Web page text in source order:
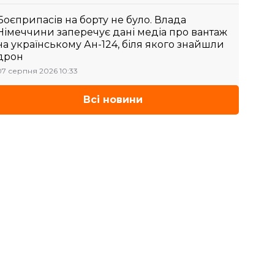
на борту не було. Влада
заперечує дані медіа про вантаж
українському Ан-124, біля якого знайшли
серпня 2026 10:33
Всі новини